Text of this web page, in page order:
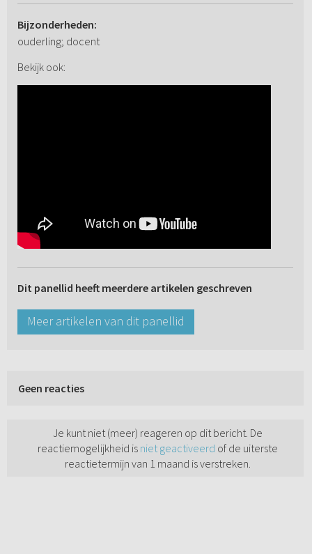
Bijzonderheden:
ouderling; docent
Bekijk ook:
Dit panellid heeft meerdere artikelen geschreven
Meer artikelen van dit panellid
Geen reacties
Je kunt niet (meer) reageren op dit bericht. De
reactiemogelijkheid is niet geactiveerd of de uiterste
reactietermijn van 1 maand is verstreken.